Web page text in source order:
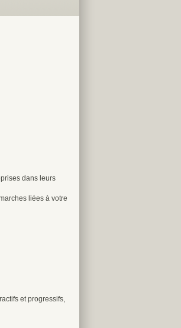
dans leurs
liées à votre
et progressifs,